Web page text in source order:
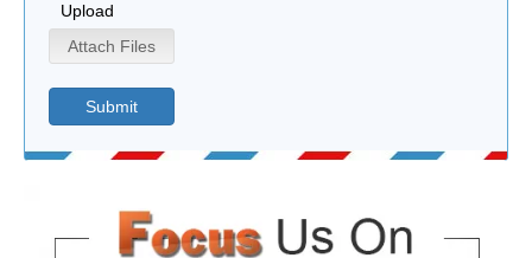
Upload
Attach Files
Submit